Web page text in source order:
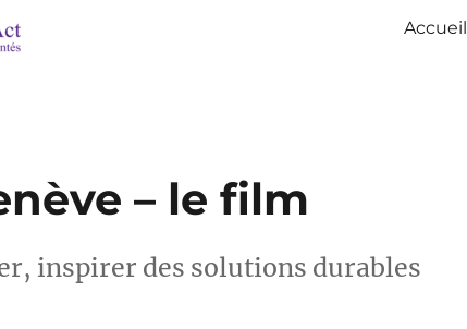
Accueil
– le film
inspirer des solutions durables